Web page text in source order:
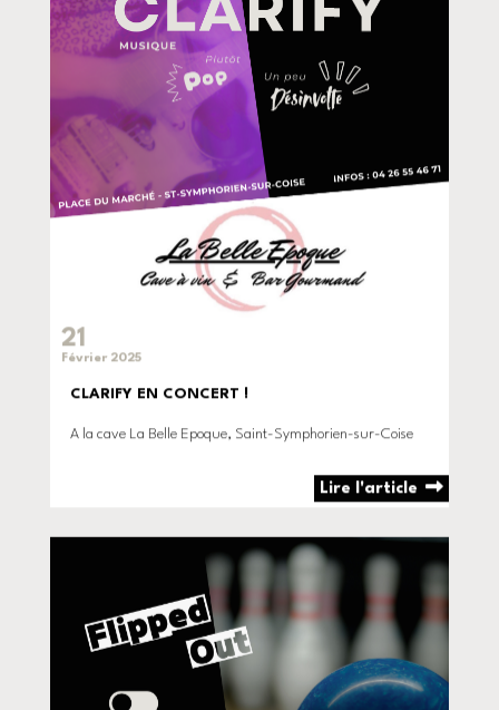
21
Février 2025
CLARIFY EN CONCERT !
A la cave La Belle Epoque, Saint-Symphorien-sur-Coise
Lire l'article